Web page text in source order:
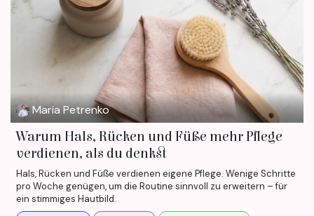
Maria Petrenko
Warum Hals, Rücken und Füße mehr Pflege
verdienen, als du denkst
Hals, Rücken und Füße verdienen eigene Pflege. Wenige Schritte
pro Woche genügen, um die Routine sinnvoll zu erweitern – für
ein stimmiges Hautbild.